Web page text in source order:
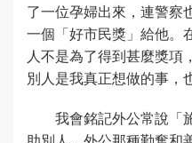
了一位孕婦出來，連警察
一個「好市民獎」給他。
人不是為了得到甚麼獎項
別人是我真正想做的事，
我會銘記外公常說「